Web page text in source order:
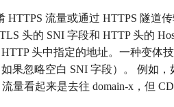
流量或通过 HTTPS 隧道
TLS 头的 SNI 字段和 HTTP 头的
头中指定的地址。一种变体
忽略空白 SNI 字段）。 例如，
量看起来是去往 domain-x，但